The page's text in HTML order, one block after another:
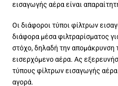
εισαγωγής αέρα είναι
Οι διάφοροι τύποι φίλτρων
διάφορα μέσα φιλτραρίσματος
στόχο, δηλαδή την
εισερχόμενο αέρα. Ας
τύπους φίλτρων εισαγωγής αέρα
αγορά.